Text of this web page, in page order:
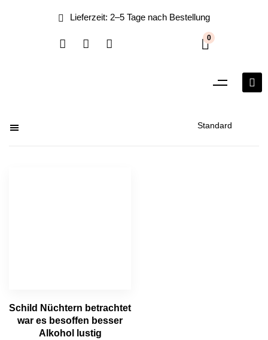
0
Schild Nüchtern betrachtet
war es besoffen besser
Alkohol lustig